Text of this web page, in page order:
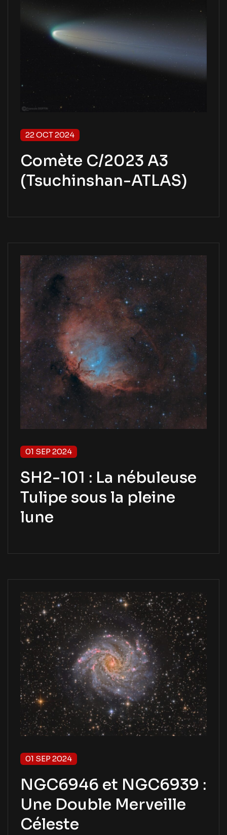
22 OCT 2024
Comète C/2023 A3
(Tsuchinshan-ATLAS)
01 SEP 2024
SH2-101 : La nébuleuse
Tulipe sous la pleine
lune
01 SEP 2024
NGC6946 et NGC6939 :
Une Double Merveille
Céleste